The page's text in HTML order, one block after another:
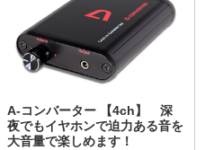
A-コンバーター 【4ch】 深
夜でもイヤホンで迫力ある音を
大音量で楽しめます！